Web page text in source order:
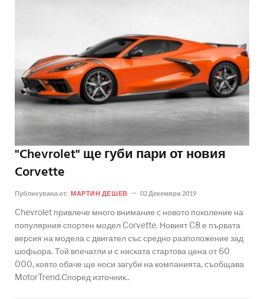
"Chevrolet" ще губи пари от новия
Corvette
Публикувана от: МАРТИН ДЕШЕВ 02 Декември 2019
Chevrolet привлече много внимание с новото поколение на
популярния спортен модел Corvette. Новият C8 е първата
версия на модела с двигател със средно разположение зад
шофьора. Той впечатли и с ниската стартова цена от 60
000, която обаче ще носи загуби на компанията, съобщава
MotorTrend.Според източник..